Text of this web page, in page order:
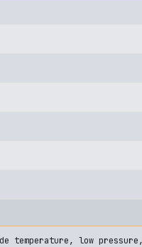
wide temperature, low